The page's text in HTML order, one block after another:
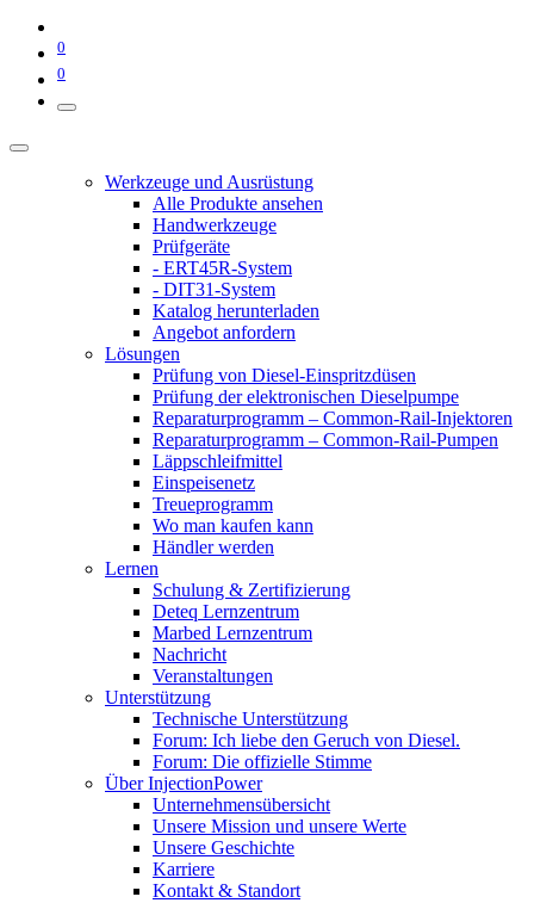
0
0
Werkzeuge und Ausrüstung
Alle Produkte ansehen
Handwerkzeuge
Prüfgeräte
- ERT45R-System
- DIT31-System
Katalog herunterladen
Angebot anfordern
Lösungen
Prüfung von Diesel-Einspritzdüsen
Prüfung der elektronischen Dieselpumpe
Reparaturprogramm – Common-Rail-Injektoren
Reparaturprogramm – Common-Rail-Pumpen
Läppschleifmittel
Einspeisenetz
Treueprogramm
Wo man kaufen kann
Händler werden
Lernen
Schulung & Zertifizierung
Deteq Lernzentrum
Marbed Lernzentrum
Nachricht
Veranstaltungen
Unterstützung
Technische Unterstützung
Forum: Ich liebe den Geruch von Diesel.
Forum: Die offizielle Stimme
Über InjectionPower
Unternehmensübersicht
Unsere Mission und unsere Werte
Unsere Geschichte
Karriere
Kontakt & Standort